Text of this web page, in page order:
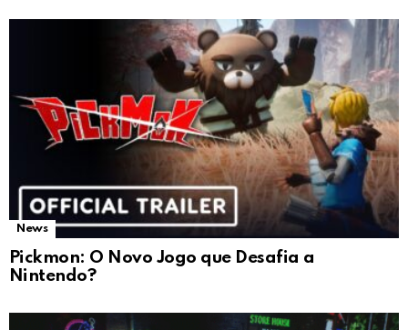
News
Pickmon: O Novo Jogo que Desafia a
Nintendo?